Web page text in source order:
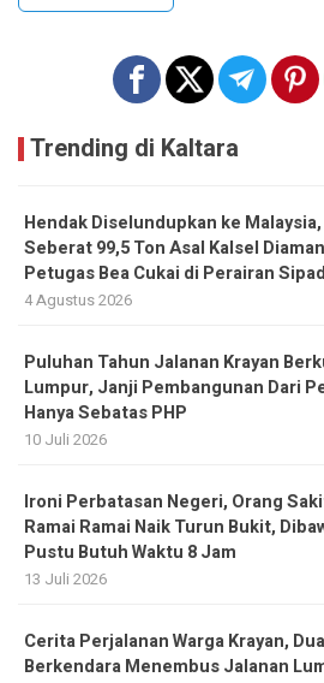
Trending di Kaltara
Hendak Diselundupkan ke
Seberat 99,5 Ton Asal Kalsel
Petugas Bea Cukai di Perairan
4 Agustus 2026
Puluhan Tahun Jalanan Krayan
Lumpur, Janji Pembangunan Dari
Hanya Sebatas PHP
10 Juli 2026
Ironi Perbatasan Negeri, Orang
Ramai Ramai Naik Turun Bukit,
Pustu Butuh Waktu 8 Jam
13 Juli 2026
Cerita Perjalanan Warga Krayan,
Berkendara Menembus Jalanan